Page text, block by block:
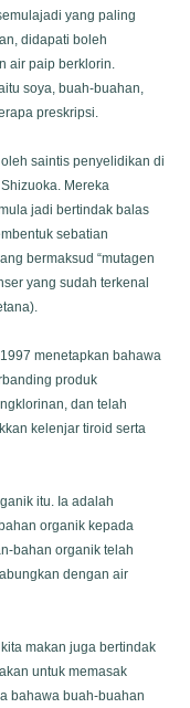
yang paling
didapati boleh
air paip berklorin.
soya, buah-buahan,
preskripsi.
saintis penyelidikan di
Mereka
jadi bertindak balas
sebatian
bermaksud “mutagen
yang sudah terkenal
menetapkan bahawa
produk
dan telah
kelenjar tiroid serta
itu. Ia adalah
organik kepada
bahan organik telah
dengan air
makan juga bertindak
untuk memasak
bahawa buah-buahan